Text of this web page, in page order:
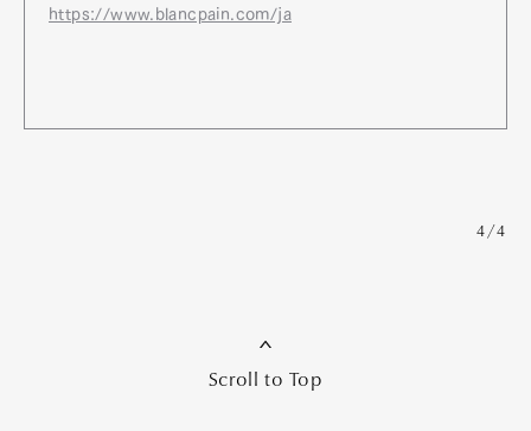
https://www.blancpain.com/ja
4/4
Scroll to Top